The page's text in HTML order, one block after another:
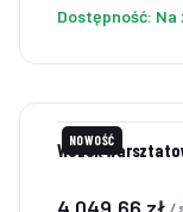
Dostępność: Na
NOWOŚĆ
Wózek
Cena /